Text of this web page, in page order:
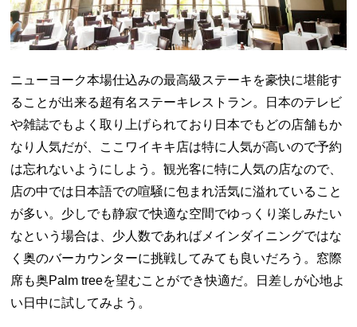
ニューヨーク本場仕込みの最高級ステーキを豪快に堪能す
ることが出来る超有名ステーキレストラン。日本のテレビ
や雑誌でもよく取り上げられており日本でもどの店舗もか
なり人気だが、ここワイキキ店は特に人気が高いので予約
は忘れないようにしよう。観光客に特に人気の店なので、
店の中では日本語での喧騒に包まれ活気に溢れていること
が多い。少しでも静寂で快適な空間でゆっくり楽しみたい
なという場合は、少人数であればメインダイニングではな
く奥のバーカウンターに挑戦してみても良いだろう。窓際
席も奥Palm treeを望むことができ快適だ。日差しが心地よ
い日中に試してみよう。